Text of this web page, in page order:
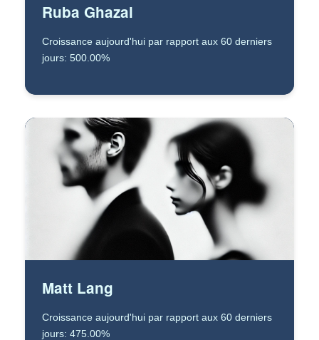
Ruba Ghazal
Croissance aujourd'hui par rapport aux 60 derniers
jours: 500.00%
Matt Lang
Croissance aujourd'hui par rapport aux 60 derniers
jours: 475.00%